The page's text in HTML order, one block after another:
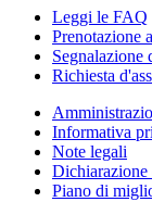
Leggi le FAQ
Prenotazione
Segnalazione
Richiesta
Informativa
Note legali
Dichiarazione
Piano di